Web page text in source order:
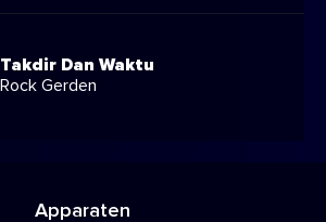
Takdir Dan Waktu
Rock Gerden
Apparaten